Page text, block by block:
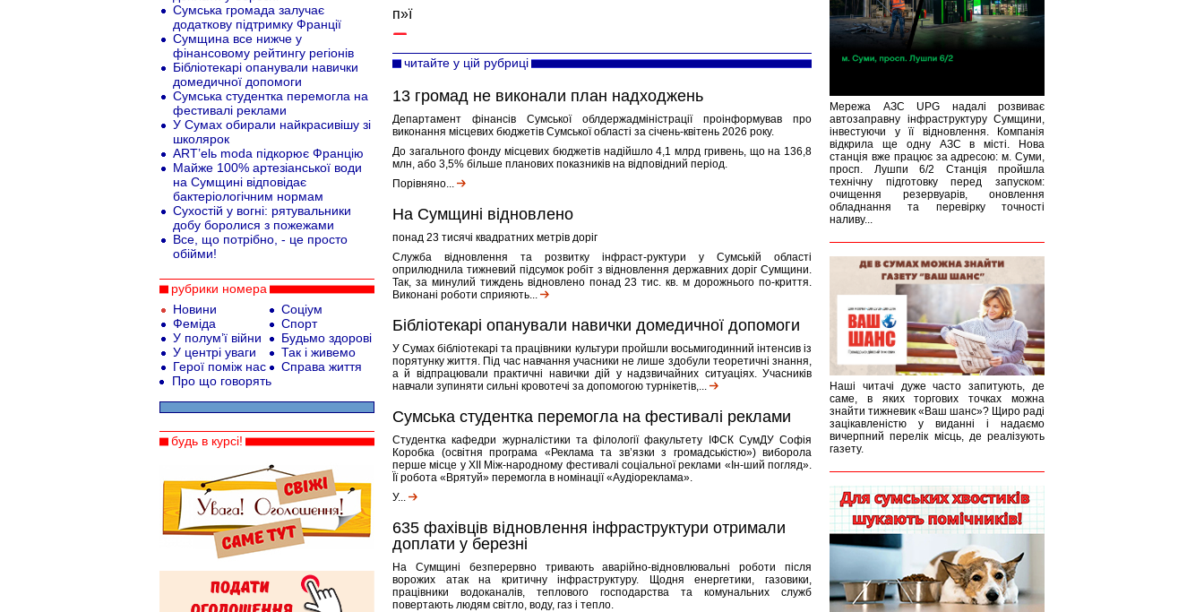
п»ї
читайте у цій рубриці
13 громад не виконали план надходжень
Департамент фінансів Сумської облдержадміністрації проінформував про
виконання місцевих бюджетів Сумської області за січень-квітень 2026 року.
До загального фонду місцевих бюджетів надійшло 4,1 млрд гривень, що на 136,8
млн, або 3,5% більше планових показників на відповідний період.
Порівняно...
На Сумщині відновлено
понад 23 тисячі квадратних метрів доріг
Служба відновлення та розвитку інфраст-руктури у Сумській області
оприлюднила тижневий підсумок робіт з відновлення державних доріг Сумщини.
Так, за минулий тиждень відновлено понад 23 тис. кв. м дорожнього по-криття.
Виконані роботи сприяють...
Бібліотекарі опанували навички домедичної допомоги
У Сумах бібліотекарі та працівники культури пройшли восьмигодинний інтенсив із
порятунку життя. Під час навчання учасники не лише здобули теоретичні знання,
а й відпрацювали практичні навички дій у надзвичайних ситуаціях. Учасників
навчали зупиняти сильні кровотечі за допомогою турнікетів,...
Сумська студентка перемогла на фестивалі реклами
Студентка кафедри журналістики та філології факультету ІФСК СумДУ Софія
Коробка (освітня програма «Реклама та зв’язки з громадськістю») виборола
перше місце у XII Між-народному фестивалі соціальної реклами «Ін-ший погляд».
Її робота «Врятуй» перемогла в номінації «Аудіореклама».
У...
635 фахівців відновлення інфраструктури отримали
доплати у березні
На Сумщині безперервно тривають аварійно-відновлювальні роботи після
ворожих атак на критичну інфраструктуру. Щодня енергетики, газовики,
працівники водоканалів, теплового господарства та комунальних служб
повертають людям світло, воду, газ і тепло.
Мережа АЗС UPG надалі розвиває
автозаправну інфраструктуру Сумщини,
інвестуючи у її відновлення. Компанія
відкрила ще одну АЗС в місті. Нова
станція вже працює за адресою: м. Суми,
просп. Лушпи 6/2 Станція пройшла
технічну підготовку перед запуском:
очищення резервуарів, оновлення
обладнання та перевірку точності
наливу...
Наші читачі дуже часто запитують, де
саме, в яких торгових точках можна
знайти тижневик «Ваш шанс»? Щиро раді
зацікавленістю у виданні і надаємо
вичерпний перелік місць, де реалізують
газету.
Сумська громада залучає
додаткову підтримку Франції
Сумщина все нижче у
фінансовому рейтингу регіонів
Бібліотекарі опанували навички
домедичної допомоги
Сумська студентка перемогла на
фестивалі реклами
У Сумах обирали найкрасивішу зі
школярок
ART’elь moda підкорює Францію
Майже 100% артезіанської води
на Сумщині відповідає
бактеріологічним нормам
Сухостій у вогні: рятувальники
добу боролися з пожежами
Все, що потрібно, - це просто
обійми!
рубрики номера
Новини
Феміда
У полум’ї війни
У центрі уваги
Герої поміж нас
Соціум
Спорт
Будьмо здорові
Так і живемо
Справа життя
Про що говорять
будь в курсі!